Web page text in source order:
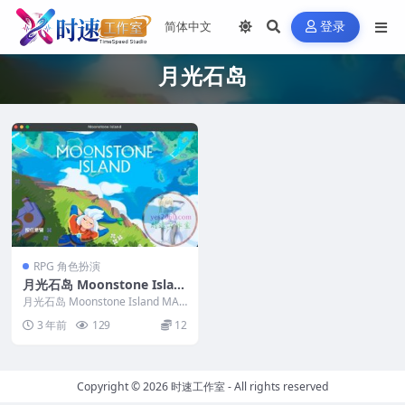
登录
月光石岛
RPG 角色扮演
月光石岛 Moonstone Islan
d MAC苹果电脑游戏 原生中
文版 支持12 13 14
月光石岛 Moonstone Island MAC
苹果电脑游戏 原生中文版 支持...
3 年前 129 12
Copyright © 2026时速工作室- All rights reserved